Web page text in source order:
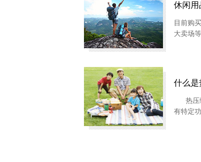
休闲
目前购
大卖场
什么是
热压
有特定